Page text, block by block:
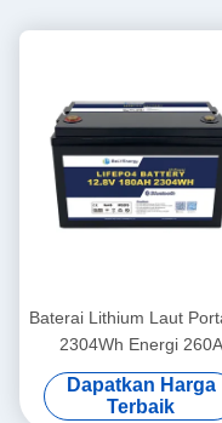
Baterai Lithium Laut
2304Wh Energi 260A
Puncakan Puncak
12.8V180Ah
Dapatkan Harga
Terbaik